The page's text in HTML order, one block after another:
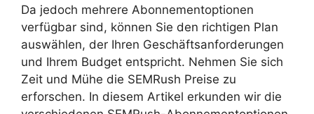
Da jedoch mehrere Abonnementoptionen
verfügbar sind, können Sie den richtigen Plan
auswählen, der Ihren Geschäftsanforderungen
und Ihrem Budget entspricht. Nehmen Sie sich
Zeit und Mühe die SEMRush Preise zu
erforschen. In diesem Artikel erkunden wir die